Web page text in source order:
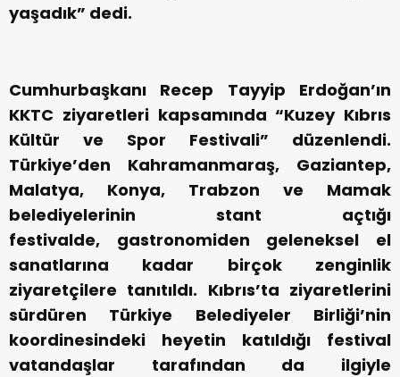
yaşadık” dedi.
Cumhurbaşkanı Recep Tayyip Erdoğan’ın
KKTC ziyaretleri kapsamında “Kuzey Kıbrıs
Kültür ve Spor Festivali” düzenlendi.
Türkiye’den Kahramanmaraş, Gaziantep,
Malatya, Konya, Trabzon ve Mamak
belediyelerinin stant açtığı
festivalde, gastronomiden geleneksel el
sanatlarına kadar birçok zenginlik
ziyaretçilere tanıtıldı. Kıbrıs’ta ziyaretlerini
sürdüren Türkiye Belediyeler Birliği’nin
koordinesindeki heyetin katıldığı festival
vatandaşlar tarafından da ilgiyle